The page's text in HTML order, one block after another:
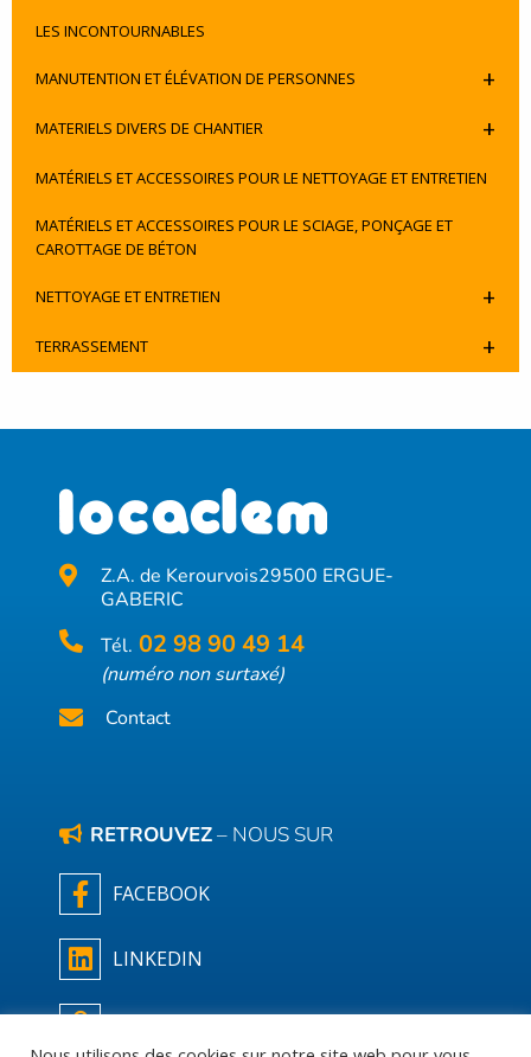
LES INCONTOURNABLES
+
MANUTENTION ET ÉLÉVATION DE PERSONNES
+
MATERIELS DIVERS DE CHANTIER
MATÉRIELS ET ACCESSOIRES POUR LE NETTOYAGE ET ENTRETIEN
MATÉRIELS ET ACCESSOIRES POUR LE SCIAGE, PONÇAGE ET
CAROTTAGE DE BÉTON
+
NETTOYAGE ET ENTRETIEN
+
TERRASSEMENT
Z.A. de Kerourvois29500 ERGUE-
GABERIC
Tél. 02 98 90 49 14
(numéro non surtaxé)
Contact
RETROUVEZ– NOUS SUR
FACEBOOK
LINKEDIN